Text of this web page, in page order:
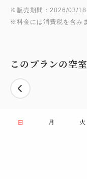
※販売期間：2026/03/
※料金には消費税を含み
このプランの空
日 月 火